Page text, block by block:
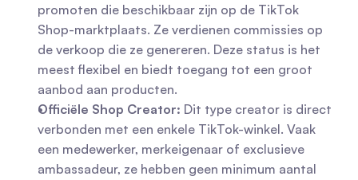
promoten die beschikbaar zijn op de TikTok
Shop-marktplaats. Ze verdienen commissies op
de verkoop die ze genereren. Deze status is het
meest flexibel en biedt toegang tot een groot
aanbod aan producten.
Officiële Shop Creator: Dit type creator is direct
verbonden met een enkele TikTok-winkel. Vaak
een medewerker, merkeigenaar of exclusieve
ambassadeur, ze hebben geen minimum aantal